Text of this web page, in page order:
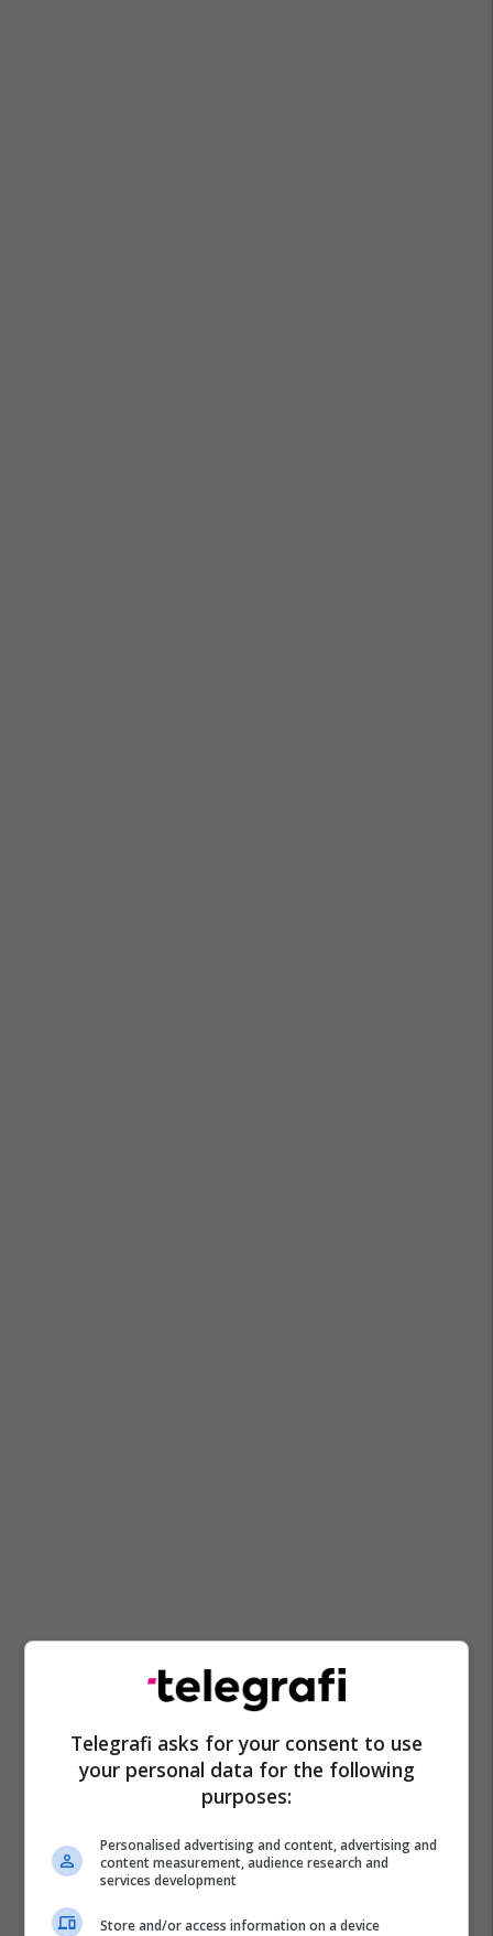
Superkupa E Spanjës Atletico Madrid
Real Madrid
Toni Kroos
Telegrafi asks for your consent to use
your personal data for the following
purposes:
Personalised advertising and content, advertising and
content measurement, audience research and
services development
Store and/or access information on a device